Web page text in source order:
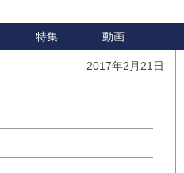
特集 動画
2017年2月21日